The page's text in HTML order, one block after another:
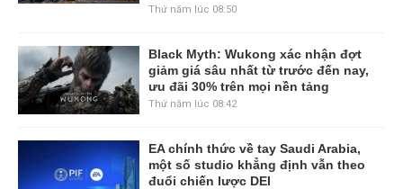
Thứ năm lúc 08:50
Black Myth: Wukong xác nhận đợt
giảm giá sâu nhất từ trước đến nay,
ưu đãi 30% trên mọi nền tảng
Thứ năm lúc 08:42
EA chính thức về tay Saudi Arabia,
một số studio khẳng định vẫn theo
đuổi chiến lược DEI